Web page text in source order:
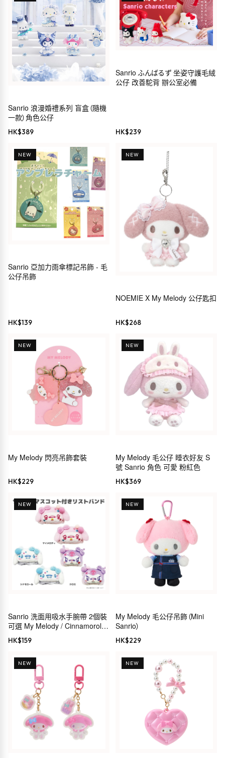
Sanrio 浪漫婚禮系列 盲盒（隨機
一款）角色公仔
HK$389
Sanrio ふんばるず 坐姿守護毛絨
公仔 改善駝背 辦公室必備
HK$239
NEW
Sanrio 亞加力雨傘標記吊飾 - 毛
公仔吊飾
HK$139
NEW
NOEMIE X My Melody 公仔匙扣
HK$268
NEW
My Melody 閃亮吊飾套裝
HK$229
NEW
My Melody 毛公仔 睡衣好友 S
號 Sanrio 角色 可愛 粉紅色
HK$369
NEW
Sanrio 洗面用吸水手腕帶 2個裝
可選 My Melody / Cinnamoroll /
Kuromi
HK$159
NEW
My Melody 毛公仔吊飾（Mini
Sanrio）
HK$229
NEW NEW